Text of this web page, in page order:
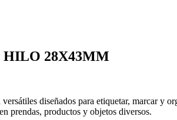
HILO 28X43MM
diseñados para etiquetar, marcar y
prendas, productos y objetos diversos.